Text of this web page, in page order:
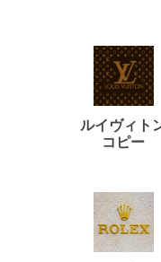
ルイヴィト
コピー